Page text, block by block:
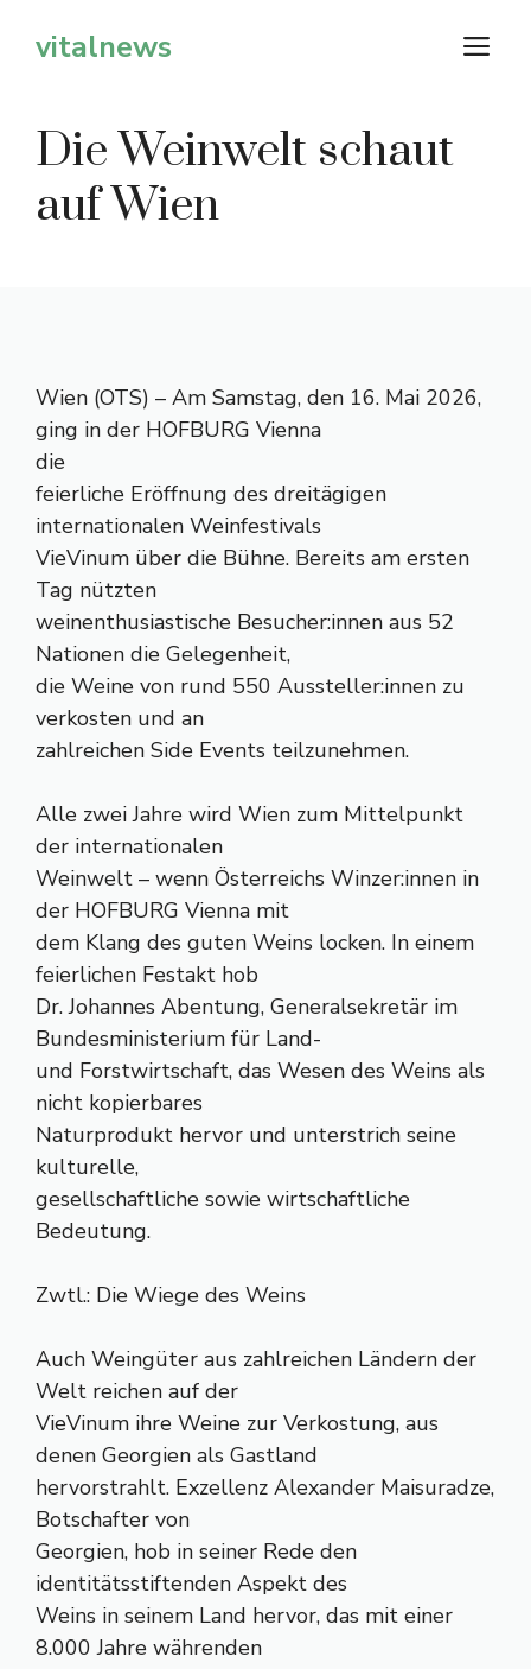
Inhaltvitalnews
Die Weinwelt schaut
auf Wien
Wien (OTS) – Am Samstag, den 16. Mai 2026,
ging in der HOFBURG Vienna
die
feierliche Eröffnung des dreitägigen
internationalen Weinfestivals
VieVinum über die Bühne. Bereits am ersten
Tag nützten
weinenthusiastische Besucher:innen aus 52
Nationen die Gelegenheit,
die Weine von rund 550 Aussteller:innen zu
verkosten und an
zahlreichen Side Events teilzunehmen.
Alle zwei Jahre wird Wien zum Mittelpunkt
der internationalen
Weinwelt – wenn Österreichs Winzer:innen in
der HOFBURG Vienna mit
dem Klang des guten Weins locken. In einem
feierlichen Festakt hob
Dr. Johannes Abentung, Generalsekretär im
Bundesministerium für Land-
und Forstwirtschaft, das Wesen des Weins als
nicht kopierbares
Naturprodukt hervor und unterstrich seine
kulturelle,
gesellschaftliche sowie wirtschaftliche
Bedeutung.
Zwtl.: Die Wiege des Weins
Auch Weingüter aus zahlreichen Ländern der
Welt reichen auf der
VieVinum ihre Weine zur Verkostung, aus
denen Georgien als Gastland
hervorstrahlt. Exzellenz Alexander Maisuradze,
Botschafter von
Georgien, hob in seiner Rede den
identitätsstiftenden Aspekt des
Weins in seinem Land hervor, das mit einer
8.000 Jahre währenden